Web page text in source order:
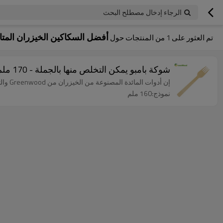
الرجاء إدخال مصطلح البحث
تم العثور على 1 من المنتجات حولأفضل السكاكين الخيزران
شوكة بامبو يمكن التخلص منها بالجملة - 170 ملم | الصين الصانع من الخيزران والسكاكين
إن أدوات المائدة المصنوعة من الخيزران من Greenwood والتي يمكن التخلص منها وقابلة للتحلل الحيوي وسماد طبيعي 100٪ ومصنوعة من الخيزران.
نموذج:160 ملم